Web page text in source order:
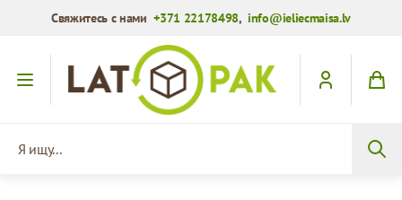
Свяжитесь с нами+371 22178498,info@ieliecmaisa.lv
Перейти к содержимому